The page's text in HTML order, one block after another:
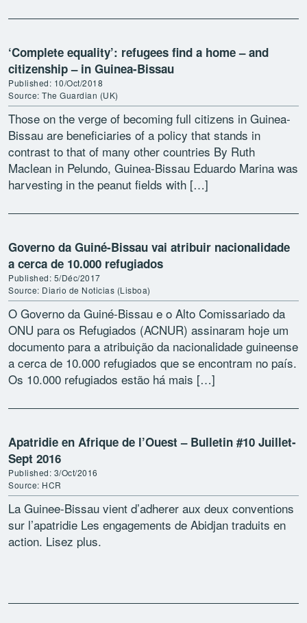
‘Complete equality’: refugees find a home – and
citizenship – in Guinea-Bissau
Published: 10/Oct/2018
Source: The Guardian (UK)
Those on the verge of becoming full citizens in Guinea-
Bissau are beneficiaries of a policy that stands in
contrast to that of many other countries By Ruth
Maclean in Pelundo, Guinea-Bissau Eduardo Marina was
harvesting in the peanut fields with […]
Governo da Guiné-Bissau vai atribuir nacionalidade
a cerca de 10.000 refugiados
Published: 5/Déc/2017
Source: Diario de Noticias (Lisboa)
O Governo da Guiné-Bissau e o Alto Comissariado da
ONU para os Refugiados (ACNUR) assinaram hoje um
documento para a atribuição da nacionalidade guineense
a cerca de 10.000 refugiados que se encontram no país.
Os 10.000 refugiados estão há mais […]
Apatridie en Afrique de l’Ouest – Bulletin #10 Juillet-
Sept 2016
Published: 3/Oct/2016
Source: HCR
La Guinee-Bissau vient d’adherer aux deux conventions
sur l’apatridie Les engagements de Abidjan traduits en
action. Lisez plus.